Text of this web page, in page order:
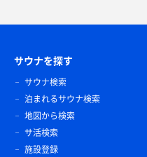
サウナを探す
サウナ検索
泊まれるサウナ検索
地図から検索
サ活検索
施設登録